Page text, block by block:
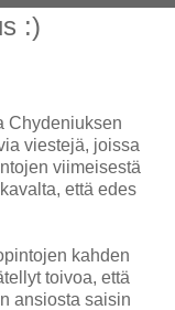
:)
Chydeniuksen
viestejä, joissa
viimeisestä
että edes
kahden
toivoa, että
ansiosta saisin